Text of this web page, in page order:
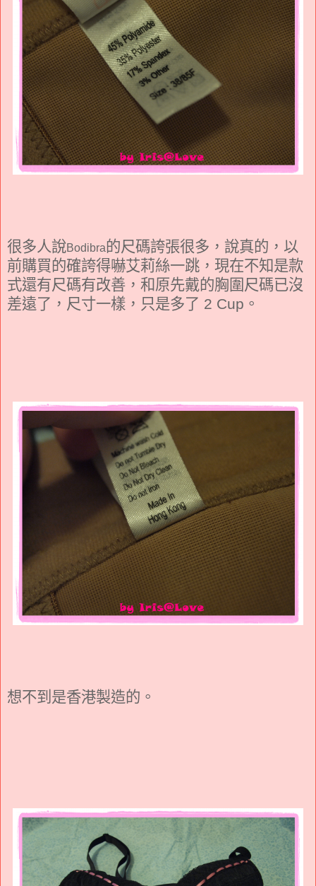
很多人說Bodibra的尺碼誇張很多，說真的，以
前購買的確誇得嚇艾莉絲一跳，現在不知是款
式還有尺碼有改善，和原先戴的胸圍尺碼已沒
差遠了，尺寸一樣，只是多了 2 Cup 。
想不到是香港製造的。